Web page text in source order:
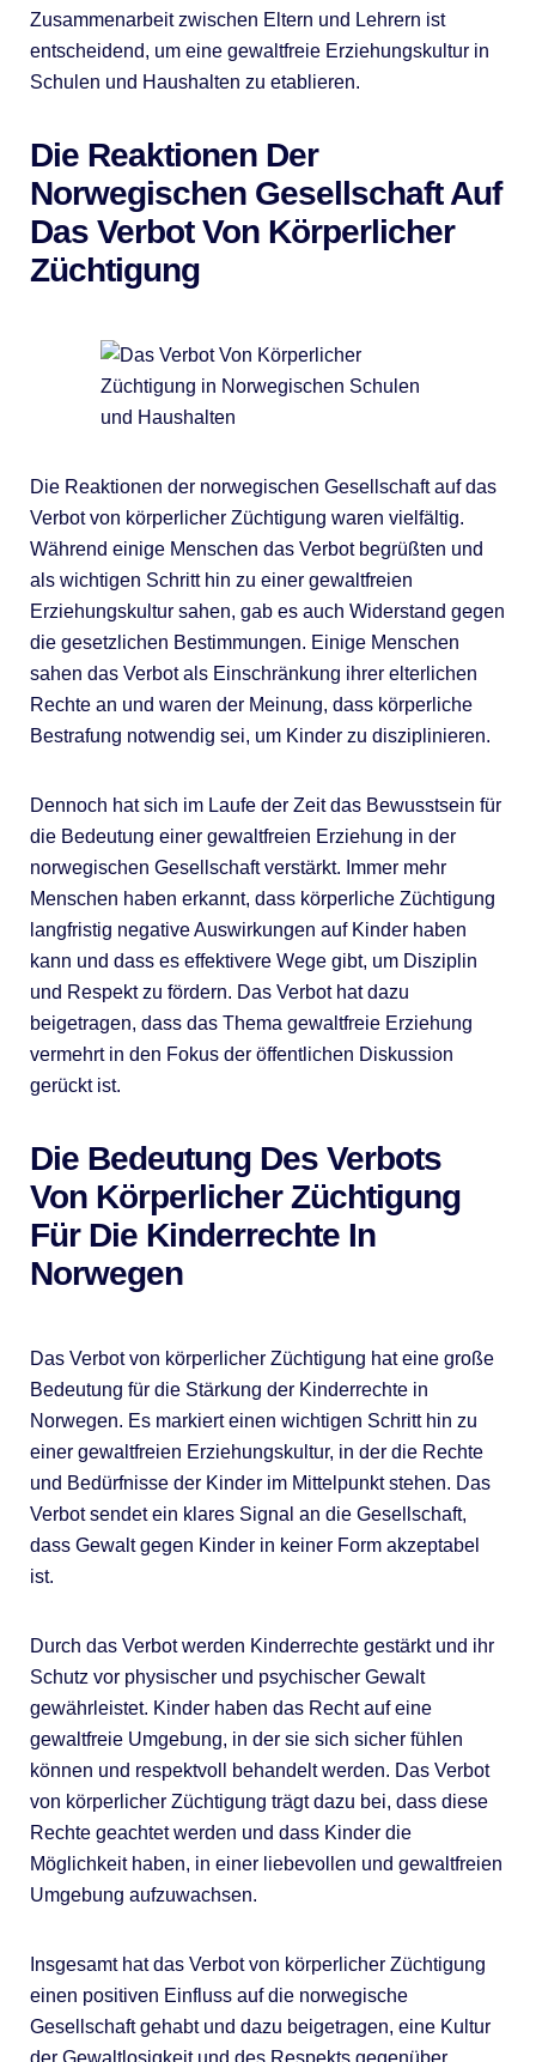
Zusammenarbeit zwischen Eltern und Lehrern ist
entscheidend, um eine gewaltfreie Erziehungskultur in
Schulen und Haushalten zu etablieren.
Die Reaktionen Der
Norwegischen Gesellschaft Auf
Das Verbot Von Körperlicher
Züchtigung
Die Reaktionen der norwegischen Gesellschaft auf das
Verbot von körperlicher Züchtigung waren vielfältig.
Während einige Menschen das Verbot begrüßten und
als wichtigen Schritt hin zu einer gewaltfreien
Erziehungskultur sahen, gab es auch Widerstand gegen
die gesetzlichen Bestimmungen. Einige Menschen
sahen das Verbot als Einschränkung ihrer elterlichen
Rechte an und waren der Meinung, dass körperliche
Bestrafung notwendig sei, um Kinder zu disziplinieren.
Dennoch hat sich im Laufe der Zeit das Bewusstsein für
die Bedeutung einer gewaltfreien Erziehung in der
norwegischen Gesellschaft verstärkt. Immer mehr
Menschen haben erkannt, dass körperliche Züchtigung
langfristig negative Auswirkungen auf Kinder haben
kann und dass es effektivere Wege gibt, um Disziplin
und Respekt zu fördern. Das Verbot hat dazu
beigetragen, dass das Thema gewaltfreie Erziehung
vermehrt in den Fokus der öffentlichen Diskussion
gerückt ist.
Die Bedeutung Des Verbots
Von Körperlicher Züchtigung
Für Die Kinderrechte In
Norwegen
Das Verbot von körperlicher Züchtigung hat eine große
Bedeutung für die Stärkung der Kinderrechte in
Norwegen. Es markiert einen wichtigen Schritt hin zu
einer gewaltfreien Erziehungskultur, in der die Rechte
und Bedürfnisse der Kinder im Mittelpunkt stehen. Das
Verbot sendet ein klares Signal an die Gesellschaft,
dass Gewalt gegen Kinder in keiner Form akzeptabel
ist.
Durch das Verbot werden Kinderrechte gestärkt und ihr
Schutz vor physischer und psychischer Gewalt
gewährleistet. Kinder haben das Recht auf eine
gewaltfreie Umgebung, in der sie sich sicher fühlen
können und respektvoll behandelt werden. Das Verbot
von körperlicher Züchtigung trägt dazu bei, dass diese
Rechte geachtet werden und dass Kinder die
Möglichkeit haben, in einer liebevollen und gewaltfreien
Umgebung aufzuwachsen.
Insgesamt hat das Verbot von körperlicher Züchtigung
einen positiven Einfluss auf die norwegische
Gesellschaft gehabt und dazu beigetragen, eine Kultur
der Gewaltlosigkeit und des Respekts gegenüber